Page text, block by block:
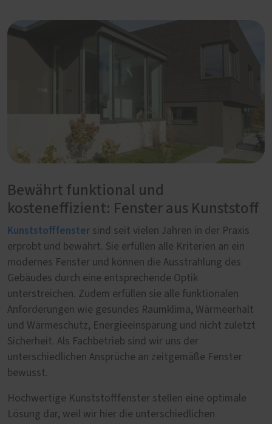
Bewährt funktional und
kosteneffizient: Fenster aus Kunststoff
Kunststofffenster sind seit vielen Jahren in der Praxis
erprobt und bewährt. Sie erfüllen alle Kriterien an ein
modernes Fenster und können die Ausstrahlung des
Gebäudes durch eine entsprechende Optik
unterstreichen. Zudem erfüllen sie alle funktionalen
Anforderungen wie gesundes Raumklima, Wärmeerhalt
und Wärmeschutz, Energieeinsparung und nicht zuletzt
Sicherheit. Als Fachbetrieb sind wir uns der
unterschiedlichen Ansprüche an zeitgemäße Fenster
bewusst.
Hochwertige Kunststofffenster stellen eine optimale
Lösung dar, weil wir hier die unterschiedlichen